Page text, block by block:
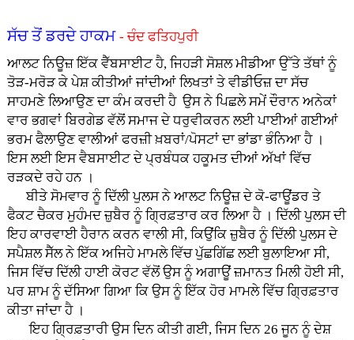
ਸੱਚ ਤੋਂ ਡਰਦੇ ਹਾਕਮ - ਚੰਦ ਫਤਿਹਪੁਰੀ
ਆਲਟ ਨਿਊਜ਼ ਇੱਕ ਵੈੱਬਸਾਈਟ ਹੈ, ਜਿਹੜੀ ਸੋਸ਼ਲ ਮੀਡੀਆ ਉੱਤੇ ਤੱਥਾਂ ਨੂੰ
ਤੋੜ-ਮਰੋੜ ਕੇ ਪੇਸ਼ ਕੀਤੀਆਂ ਜਾਂਦੀਆਂ ਲਿਖਤਾਂ ਤੇ ਵੀਡੀਓਜ਼ ਦਾ ਸੱਚ
ਸਾਹਮਣੇ ਲਿਆਉਣ ਦਾ ਕੰਮ ਕਰਦੀ ਹੈ ਉਸ ਨੇ ਪਿਛਲੇ ਸਮੇਂ ਦੌਰਾਨ ਅਨੇਕਾਂ
ਵਾਰ ਭਗਵਾਂ ਬਿਰਗੇਡ ਵੱਲੋਂ ਸਮਾਜ ਦੇ ਧਰੁਵੀਕਰਨ ਲਈ ਪਾਈਆਂ ਗਈਆਂ
ਭਰਮ ਫੈਲਾਉਣ ਵਾਲੀਆਂ ਫਰਜ਼ੀ ਖ਼ਬਰਾਂ/ਪੋਸਟਾਂ ਦਾ ਭਾਂਡਾ ਭੰਨਿਆ ਹੈ ।
ਇਸ ਲਈ ਇਸ ਵੈਬਸਾਈਟ ਦੇ ਪ੍ਰਬੰਧਕ ਹਕੂਮਤ ਦੀਆਂ ਅੱਖਾਂ ਵਿੱਚ
ਰੜਕਦੇ ਰਹੇ ਹਨ ।
ਬੀਤੇ ਸੋਮਵਾਰ ਨੂੰ ਦਿੱਲੀ ਪੁਲਸ ਨੇ ਆਲਟ ਨਿਊਜ਼ ਦੇ ਕੋ-ਫਾਊਂਡਰ ਤੇ
ਫੈਕਟ ਚੈਕਰ ਮੁਹੰਮਦ ਜ਼ੁਬੈਰ ਨੂੰ ਗ੍ਰਿਫ਼ਤਾਰ ਕਰ ਲਿਆ ਹੈ । ਦਿੱਲੀ ਪੁਲਸ ਦੀ
ਇਹ ਕਾਰਵਾਈ ਹੈਰਾਨ ਕਰਨ ਵਾਲੀ ਸੀ, ਕਿਉਂਕਿ ਜ਼ੁਬੈਰ ਨੂੰ ਦਿੱਲੀ ਪੁਲਸ ਦੇ
ਸਪੈਸ਼ਲ ਸੈੱਲ ਨੇ ਇੱਕ ਅਜਿਹੇ ਮਾਮਲੇ ਵਿੱਚ ਪੁੱਛਗਿੱਛ ਲਈ ਬੁਲਾਇਆ ਸੀ,
ਜਿਸ ਵਿੱਚ ਦਿੱਲੀ ਹਾਈ ਕੋਰਟ ਵੱਲੋਂ ਉਸ ਨੂੰ ਅਗਾਊਂ ਜ਼ਮਾਨਤ ਮਿਲੀ ਹੋਈ ਸੀ,
ਪਰ ਸ਼ਾਮ ਨੂੰ ਦੱਸਿਆ ਗਿਆ ਕਿ ਉਸ ਨੂੰ ਇੱਕ ਹੋਰ ਮਾਮਲੇ ਵਿੱਚ ਗ੍ਰਿਫ਼ਤਾਰ
ਕੀਤਾ ਜਾਂਦਾ ਹੈ ।
ਇਹ ਗ੍ਰਿਫ਼ਤਾਰੀ ਉਸ ਦਿਨ ਕੀਤੀ ਗਈ, ਜਿਸ ਦਿਨ 26 ਜੂਨ ਨੂੰ ਦੇਸ਼